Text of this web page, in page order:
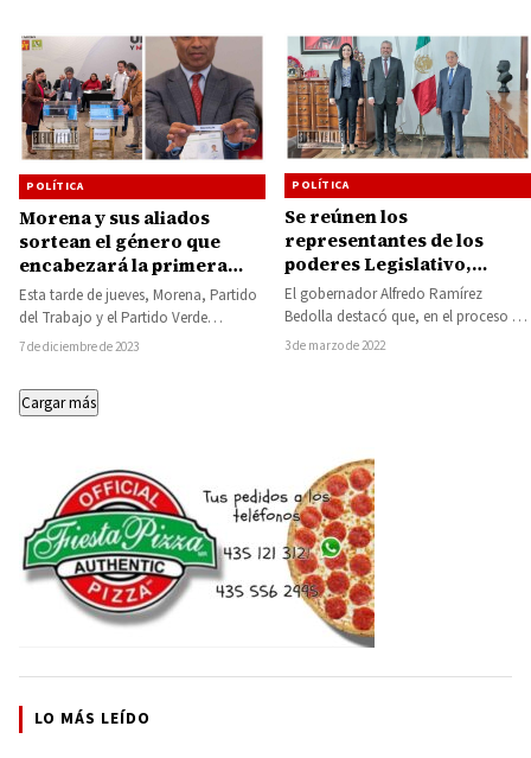
POLÍTICA
Morena y sus aliados
sortean el género que
encabezará la primera
fórmula al Senado de la
República en 21 entidades,
en Michoacán será una
mujer
Esta tarde de jueves, Morena, Partido
del Trabajo y el Partido Verde
Ecologista de México, realizaron un
7 de diciembre de 2023
POLÍTICA
Se reúnen los
representantes de los
poderes Legislativo,
Judicial y Ejecutivo del
Estado; llama Ramírez
Bedolla a la coordinación
El gobernador Alfredo Ramírez
Bedolla destacó que, en el proceso de
construcción de la paz en Michoacán,
3 de marzo de 2022
Cargar más
LO MÁS LEÍDO